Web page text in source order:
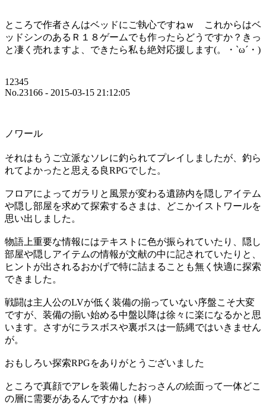
ところで作者さんはベッドにご執心ですねｗ これからはベ
ッドシンのあるＲ１８ゲームでも作ったらどうですか？きっ
と凄く売れますよ、できたら私も絶対応援します(。・`ω´・)
12345
No.23166 - 2015-03-15 21:12:05
ノワール
それはもうご立派なソレに釣られてプレイしましたが、釣ら
れてよかったと思える良RPGでした。
フロアによってガラリと風景が変わる遺跡内を隠しアイテム
や隠し部屋を求めて探索するさまは、どこかイストワールを
思い出しました。
物語上重要な情報にはテキストに色が振られていたり、隠し
部屋や隠しアイテムの情報が文献の中に記されていたりと、
ヒントが出されるおかげで特に詰まることも無く快適に探索
できました。
戦闘は主人公のLVが低く装備の揃っていない序盤こそ大変
ですが、装備の揃い始める中盤以降は徐々に楽になるかと思
います。さすがにラスボスや裏ボスは一筋縄ではいきません
が。
おもしろい探索RPGをありがとうございました
ところで真顔でアレを装備したおっさんの絵面って一体どこ
の層に需要があるんですかね（棒）